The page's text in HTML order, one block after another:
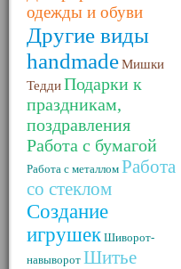
одежды и обуви
Другие виды
handmadeМишки
ТеддиПодарки к
праздникам,
поздравления
Работа с бумагой
Работа с металлом Работа
со стеклом
Создание
игрушек Шиворот-
навыворот Шитье